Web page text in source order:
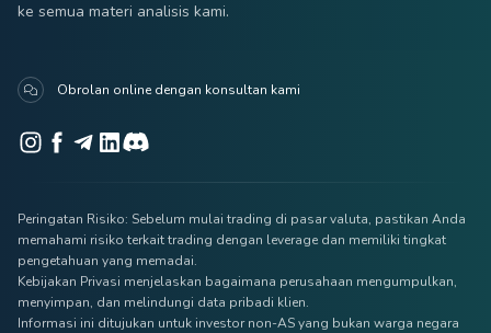
ke semua materi analisis kami.
Obrolan online dengan konsultan kami
Peringatan Risiko: Sebelum mulai trading di pasar valuta, pastikan Anda
memahami risiko terkait trading dengan leverage dan memiliki tingkat
pengetahuan yang memadai.
Kebijakan Privasi menjelaskan bagaimana perusahaan mengumpulkan,
menyimpan, dan melindungi data pribadi klien.
Informasi ini ditujukan untuk investor non-AS yang bukan warga negara